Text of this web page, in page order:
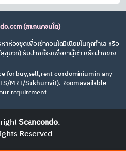
(สแกนคอนโด)
ห้องชุดเพื่อเช่าคอนโดมิเนียมในทุกทำเล หรือ
ขุมวิท) รับฝากห้องเพื่อหาผู้เช่า หรือฝากขาย
for buy,sell,rent condominium in any
MRT/Sukhumvit). Room available
requirement.
Scancondo.
Reserved